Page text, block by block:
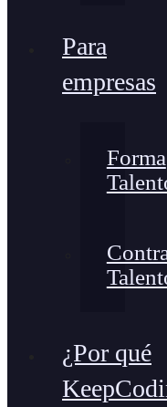
Para
empresas
Forma
¿Por qué